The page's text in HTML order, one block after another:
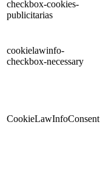
checkbox-cookies-
publicitarias
cookielawinfo-
checkbox-necessary
CookieLawInfoConsent